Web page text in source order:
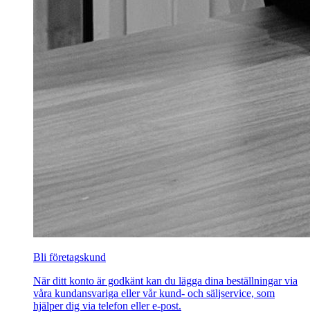
Bli företagskund
När ditt konto är godkänt kan du lägga dina beställningar via
våra kundansvariga eller vår kund- och säljservice, som
hjälper dig via telefon eller e-post.